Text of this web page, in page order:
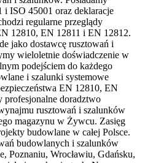
ISO 45001 oraz deklaracje
regularne przeglądy
12810, EN 12811 i EN 12812.
jako dostawcę rusztowań i
wieloletnie doświadczenie w
podejściem do każdego
i szalunki systemowe
EN 12810, EN
profesjonalne doradztwo
rusztowań i szalunków
magazynu w Żywcu. Zasięg
budowlane w całej Polsce.
budowlanych i szalunków
Poznaniu, Wrocławiu, Gdańsku,